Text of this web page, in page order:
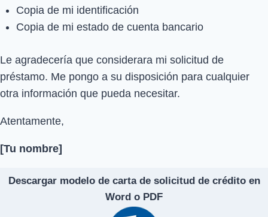
Copia de mi identificación
Copia de mi estado de cuenta bancario
Le agradecería que considerara mi solicitud de
préstamo. Me pongo a su disposición para cualquier
otra información que pueda necesitar.
Atentamente,
[Tu nombre]
Descargar modelo de carta de solicitud de crédito en
Word o PDF